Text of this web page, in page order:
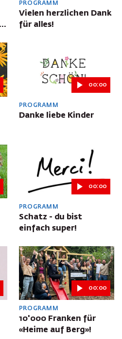
PROGRAMM
Vielen herzlichen Dank
für alles!
00:00
PROGRAMM
Danke liebe Kinder
00:00
PROGRAMM
Schatz - du bist
einfach super!
00:00
PROGRAMM
10'000 Franken für
«Heime auf Berg»!